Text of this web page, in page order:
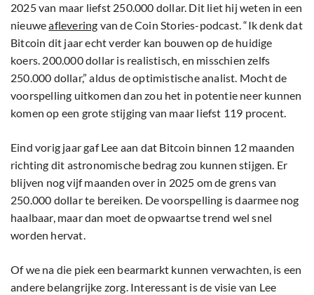
2025 van maar liefst 250.000 dollar. Dit liet hij weten in een
nieuweaflevering van de Coin Stories-podcast. “Ik denk dat
Bitcoin dit jaar echt verder kan bouwen op de huidige
koers. 200.000 dollar is realistisch, en misschien zelfs
250.000 dollar,” aldus de optimistische analist. Mocht de
voorspelling uitkomen dan zou het in potentie neer kunnen
komen op een grote stijging van maar liefst 119 procent.
Eind vorig jaar gaf Lee aan dat Bitcoin binnen 12 maanden
richting dit astronomische bedrag zou kunnen stijgen. Er
blijven nog vijf maanden over in 2025 om de grens van
250.000 dollar te bereiken. De voorspelling is daarmee nog
haalbaar, maar dan moet de opwaartse trend wel snel
worden hervat.
Of we na die piek een bearmarkt kunnen verwachten, is een
andere belangrijke zorg. Interessant is de visie van Lee